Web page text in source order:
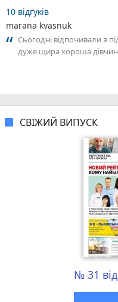
10 відгуків
marana kvasnuk
Сьогодні відпочивали в
дуже щира хороша
СВІЖИЙ ВИПУСК
№ 31